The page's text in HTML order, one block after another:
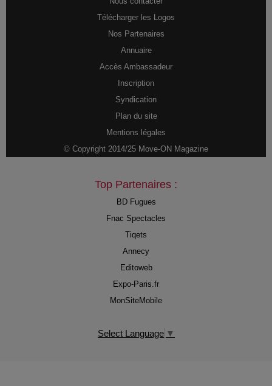
Télécharger les Logos
Nos Partenaires
Annuaire
Accès Ambassadeur
Inscription
Syndication
Plan du site
Mentions légales
© Copyright 2014/25 Move-ON Magazine
Top Partenaires :
BD Fugues
Fnac Spectacles
Tiqets
Annecy
Editoweb
Expo-Paris.fr
MonSiteMobile
Select Language ▼